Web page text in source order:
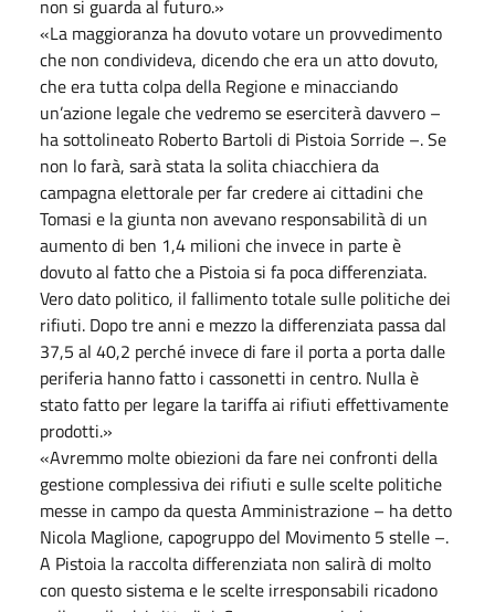
non si guarda al futuro.»
«La maggioranza ha dovuto votare un provvedimento
che non condivideva, dicendo che era un atto dovuto,
che era tutta colpa della Regione e minacciando
un’azione legale che vedremo se eserciterà davvero –
ha sottolineato Roberto Bartoli di Pistoia Sorride –. Se
non lo farà, sarà stata la solita chiacchiera da
campagna elettorale per far credere ai cittadini che
Tomasi e la giunta non avevano responsabilità di un
aumento di ben 1,4 milioni che invece in parte è
dovuto al fatto che a Pistoia si fa poca differenziata.
Vero dato politico, il fallimento totale sulle politiche dei
rifiuti. Dopo tre anni e mezzo la differenziata passa dal
37,5 al 40,2 perché invece di fare il porta a porta dalle
periferia hanno fatto i cassonetti in centro. Nulla è
stato fatto per legare la tariffa ai rifiuti effettivamente
prodotti.»
«Avremmo molte obiezioni da fare nei confronti della
gestione complessiva dei rifiuti e sulle scelte politiche
messe in campo da questa Amministrazione – ha detto
Nicola Maglione, capogruppo del Movimento 5 stelle –.
A Pistoia la raccolta differenziata non salirà di molto
con questo sistema e le scelte irresponsabili ricadono